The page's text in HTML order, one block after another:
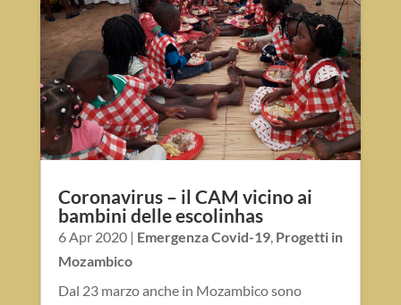
Coronavirus – il CAM vicino ai
bambini delle escolinhas
6 Apr 2020| Emergenza Covid-19, Progetti in
Mozambico
Dal 23 marzo anche in Mozambico sono